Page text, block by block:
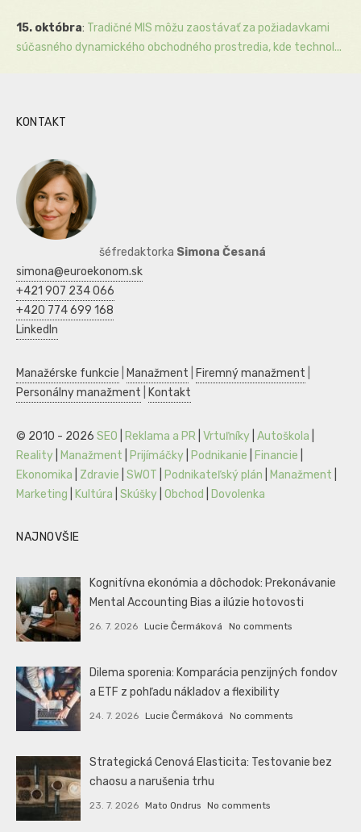
15. októbra: Tradičné MIS môžu zaostávať za požiadavkami
súčasného dynamického obchodného prostredia, kde technol...
KONTAKT
šéfredaktorka Simona Česaná
simona@euroekonom.sk
+421 907 234 066
+420 774 699 168
LinkedIn
Manažérske funkcie Manažment Firemný manažment
Personálny manažment
Kontakt
© 2010 - 2026 SEO Reklama a PR Vrtuľníky Autoškola
Reality
Manažment Prijímáčky Podnikanie Financie
Ekonomika
Zdravie SWOT Podnikateľský plán Manažment
Marketing
Kultúra Skúšky Obchod Dovolenka
NAJNOVŠIE
Kognitívna ekonómia a dôchodok: Prekonávanie
Mental Accounting Bias a ilúzie hotovosti
26. 7. 2026 Lucie Čermáková No comments
Dilema sporenia: Komparácia penzijných fondov
a ETF z pohľadu nákladov a flexibility
24. 7. 2026 Lucie Čermáková No comments
Strategická Cenová Elasticita: Testovanie bez
chaosu a narušenia trhu
23. 7. 2026 Mato Ondrus No comments